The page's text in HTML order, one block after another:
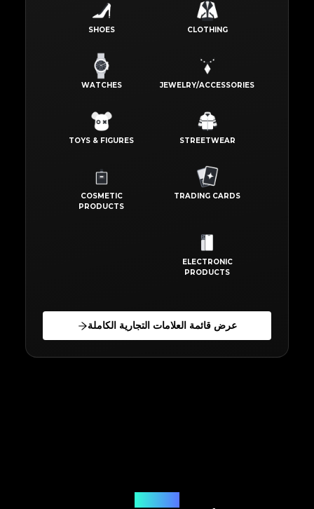
CLOTHING
SHOES
JEWELRY/ACCESSORIES
WATCHES
STREETWEAR
TOYS & FIGURES
TRADING CARDS
COSMETIC
PRODUCTS
ELECTRONIC
PRODUCTS
عرض قائمة العلامات التجارية الكاملة